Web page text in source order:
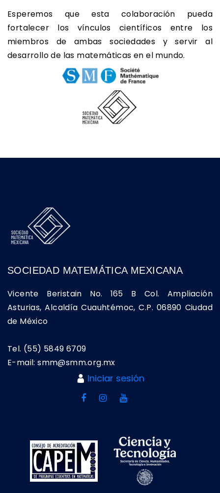
Esperemos que esta colaboración pueda
fortalecer los vínculos científicos entre los
miembros de ambas sociedades y servir al
desarrollo de las matemáticas en el mundo.
SOCIEDAD MATEMÁTICA MEXICANA
Vicente Beristain No. 165 B Col. Ampliación
Asturias, Alcaldía Cuauhtémoc, C.P. 06890 Ciudad
de México
Tel. (55) 5849 6709
E-mail: smm@smm.org.mx
Iniciar sesión